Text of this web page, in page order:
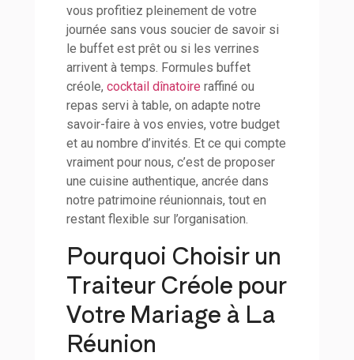
vous profitiez pleinement de votre
journée sans vous soucier de savoir si
le buffet est prêt ou si les verrines
arrivent à temps. Formules buffet
créole, cocktail dînatoire raffiné ou
repas servi à table, on adapte notre
savoir-faire à vos envies, votre budget
et au nombre d’invités. Et ce qui compte
vraiment pour nous, c’est de proposer
une cuisine authentique, ancrée dans
notre patrimoine réunionnais, tout en
restant flexible sur l’organisation.
Pourquoi Choisir un
Traiteur Créole pour
Votre Mariage à La
Réunion